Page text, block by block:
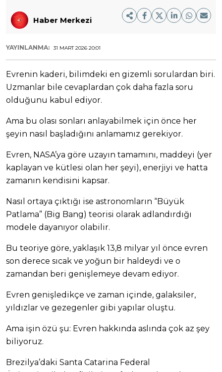
Haber Merkezi
YAYINLANMA: 31 MART 2026 20:01
Evrenin kaderi, bilimdeki en gizemli sorulardan biri.
Uzmanlar bile cevaplardan çok daha fazla soru
olduğunu kabul ediyor.
Ama bu olası sonları anlayabilmek için önce her
şeyin nasıl başladığını anlamamız gerekiyor.
Evren, NASA’ya göre uzayın tamamını, maddeyi (yer
kaplayan ve kütlesi olan her şeyi), enerjiyi ve hatta
zamanın kendisini kapsar.
Nasıl ortaya çıktığı ise astronomların “Büyük
Patlama” (Big Bang) teorisi olarak adlandırdığı
modele dayanıyor olabilir.
Bu teoriye göre, yaklaşık 13,8 milyar yıl önce evren
son derece sıcak ve yoğun bir haldeydi ve o
zamandan beri genişlemeye devam ediyor.
Evren genişledikçe ve zaman içinde, galaksiler,
yıldızlar ve gezegenler gibi yapılar oluştu.
Ama işin özü şu: Evren hakkında aslında çok az şey
biliyoruz.
Brezilya’daki Santa Catarina Federal